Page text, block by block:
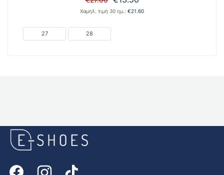
price
τρέχουσα
Χαμηλ. τιμή 30 ημ.: €21.60
27 28